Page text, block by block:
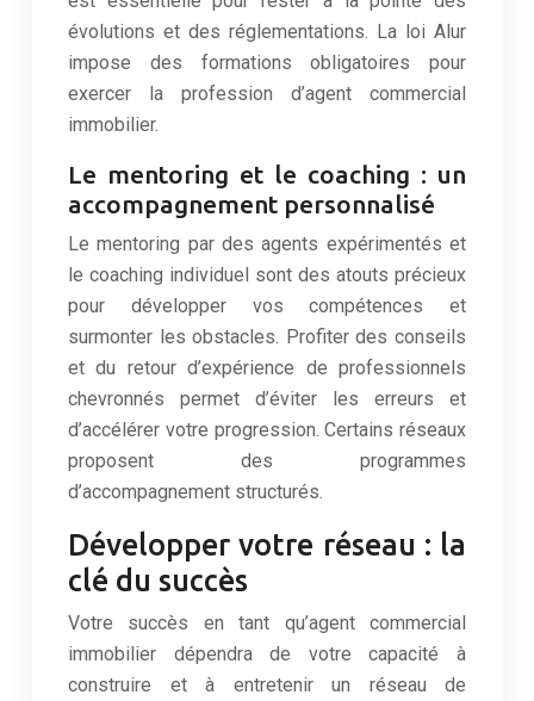
évolutions et des réglementations. La loi Alur
impose des formations obligatoires pour
exercer la profession d’agent commercial
immobilier.
Le mentoring et le coaching : un
accompagnement personnalisé
Le mentoring par des agents expérimentés et
le coaching individuel sont des atouts précieux
pour développer vos compétences et
surmonter les obstacles. Profiter des conseils
et du retour d’expérience de professionnels
chevronnés permet d’éviter les erreurs et
d’accélérer votre progression. Certains réseaux
proposent des programmes
d’accompagnement structurés.
Développer votre réseau : la
clé du succès
Votre succès en tant qu’agent commercial
immobilier dépendra de votre capacité à
construire et à entretenir un réseau de